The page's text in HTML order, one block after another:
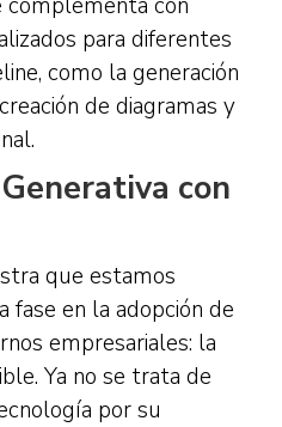
para diferentes
como la generación
de diagramas y
con
que estamos
fase en la adopción de
empresariales: la
Ya no se trata de
por su